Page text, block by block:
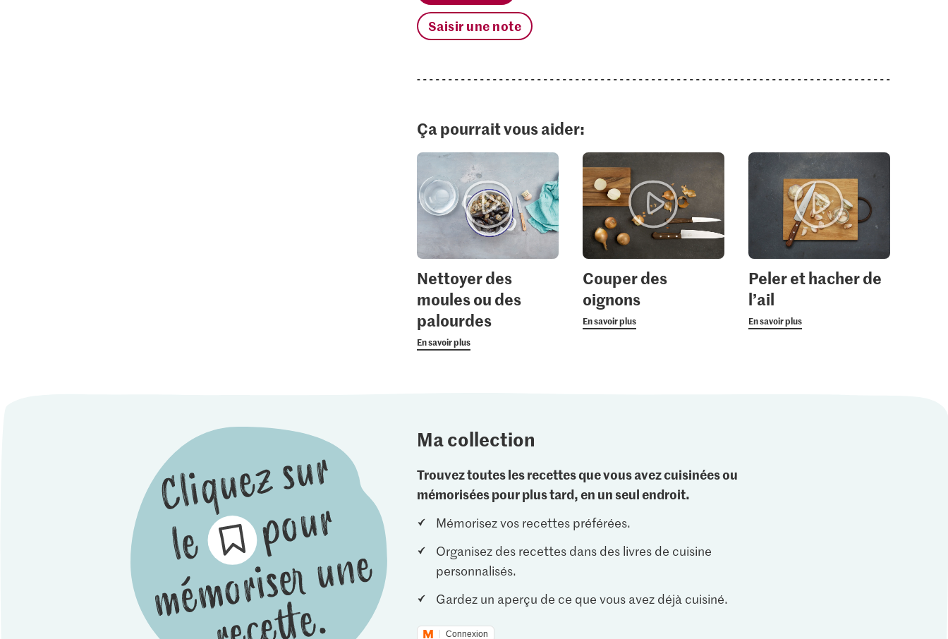
Saisir une note
Ça pourrait vous aider:
Nettoyer des
moules ou des
palourdes
En savoir plus
Couper des
oignons
En savoir plus
Peler et hacher de
l’ail
En savoir plus
Ma collection
Trouvez toutes les recettes que vous avez cuisinées ou
mémorisées pour plus tard, en un seul endroit.
Mémorisez vos recettes préférées.
Organisez des recettes dans des livres de cuisine
personnalisés.
Gardez un aperçu de ce que vous avez déjà cuisiné.
Connexion